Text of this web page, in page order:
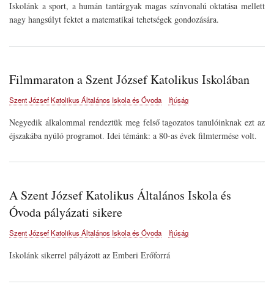
Iskolánk a sport, a humán tantárgyak magas színvonalú oktatása mellett
nagy hangsúlyt fektet a matematikai tehetségek gondozására.
Filmmaraton a Szent József Katolikus Iskolában
Szent József Katolikus Általános Iskola és Óvoda Ifjúság
Negyedik alkalommal rendeztük meg felső tagozatos tanulóinknak ezt az
éjszakába nyúló programot. Idei témánk: a 80-as évek filmtermése volt.
A Szent József Katolikus Általános Iskola és
Óvoda pályázati sikere
Szent József Katolikus Általános Iskola és Óvoda Ifjúság
Iskolánk sikerrel pályázott az Emberi Erőforrá